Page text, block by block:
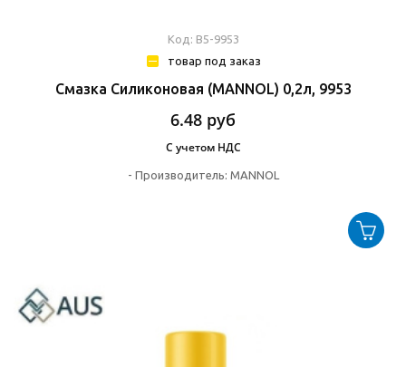
Код: В5-9953
товар под заказ
Смазка Силиконовая (MANNOL) 0,2л, 9953
6.48 руб
С учетом НДС
- Производитель: MANNOL